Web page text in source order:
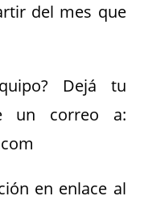
del mes que
Dejá tu
un correo a:
en enlace al